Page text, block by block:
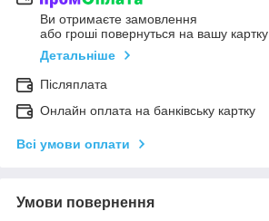
Ви отримаєте замовлення
або гроші повернуться на вашу картку
Детальніше
Післяплата
Онлайн оплата на банківську картку
Всі умови оплати
Умови повернення